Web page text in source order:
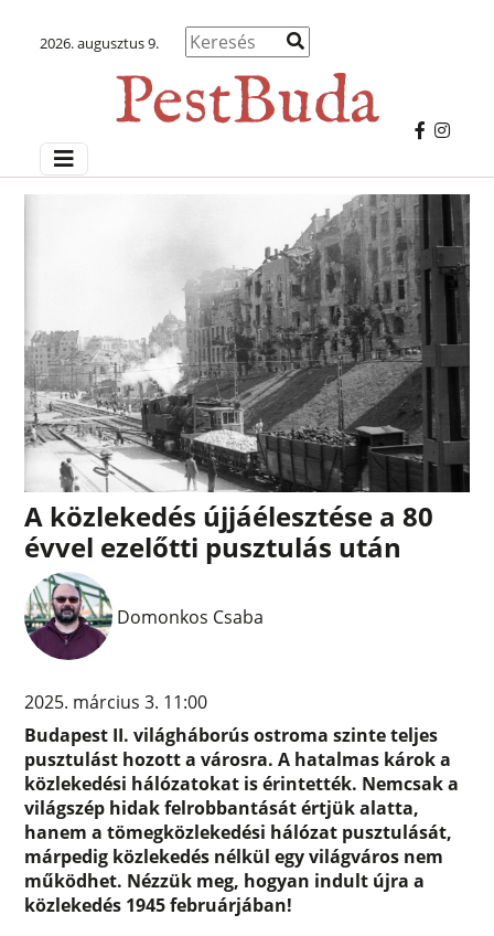
2026. augusztus 9.
A közlekedés újjáélesztése a 80
évvel ezelőtti pusztulás után
Domonkos Csaba
2025. március 3. 11:00
Budapest II. világháborús ostroma szinte teljes
pusztulást hozott a városra. A hatalmas károk a
közlekedési hálózatokat is érintették. Nemcsak a
világszép hidak felrobbantását értjük alatta,
hanem a tömegközlekedési hálózat pusztulását,
márpedig közlekedés nélkül egy világváros nem
működhet. Nézzük meg, hogyan indult újra a
közlekedés 1945 februárjában!